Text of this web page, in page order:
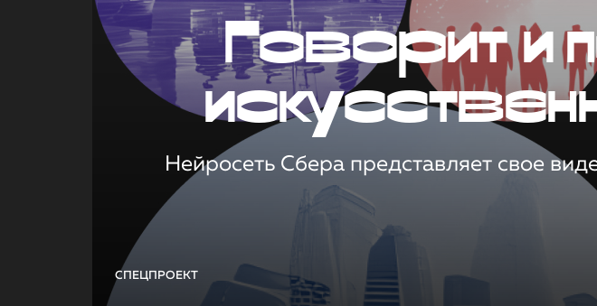
СПЕЦПРОЕКТ
Говорит и
Нейросеть Сбера представляет свое